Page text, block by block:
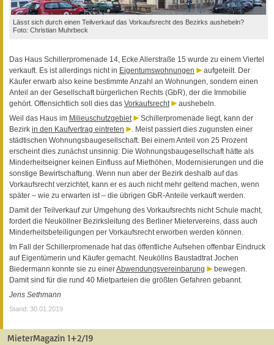
Lässt sich durch einen Teilverkauf das Vorkaufsrecht des Bezirks aushebeln?
Foto: Christian Muhrbeck
Das Haus Schillerpromenade 14, Ecke Allerstraße 15 wurde zu einem Viertel
verkauft. Es ist allerdings nicht in Eigentumswohnungen
aufgeteilt. Der
Käufer erwarb also keine bestimmte Anzahl an Wohnungen, sondern einen
Anteil an der Gesellschaft bürgerlichen Rechts (GbR), der die Immobilie
gehört. Offensichtlich soll dies das Vorkaufsrecht
aushebeln.
Weil das Haus im Milieuschutzgebiet
Schillerpromenade liegt, kann der
Bezirk in den Kaufvertrag eintreten
. Meist passiert dies zugunsten einer
städtischen Wohnungsbaugesellschaft. Bei einem Anteil von 25 Prozent
erscheint dies zunächst unsinnig: Die Wohnungsbaugesellschaft hätte als
Minderheitseigner keinen Einfluss auf Miethöhen, Modernisierungen und die
sonstige Bewirtschaftung. Wenn nun aber der Bezirk deshalb auf das
Vorkaufsrecht verzichtet, kann er es auch nicht mehr geltend machen, wenn
später – wie zu erwarten ist – die übrigen GbR-Anteile verkauft werden.
Damit der Teilverkauf zur Umgehung des Vorkaufsrechts nicht Schule macht,
fordert die Neuköllner Bezirksleitung des Berliner Mietervereins, dass auch
Minderheitsbeteiligungen per Vorkaufsrecht erworben werden können.
Im Fall der Schillerpromenade hat das öffentliche Aufsehen offenbar Eindruck
auf Eigentümerin und Käufer gemacht. Neuköllns Baustadtrat Jochen
Biedermann konnte sie zu einerAbwendungsvereinbarung
bewegen.
Damit sind für die rund 40 Mietparteien die größten Gefahren gebannt.
Jens Sethmann
Stand: 30.01.2019
MieterMagazin 1+2/19